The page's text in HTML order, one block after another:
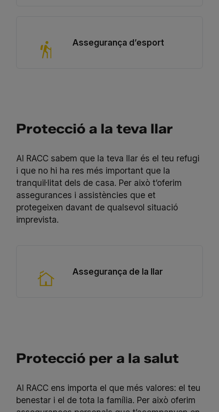
Assegurança d’esport
Protecció a la teva llar
Al RACC sabem que la teva llar és el teu refugi
i que no hi ha res més important que la
tranquil·litat dels de casa. Per això t’oferim
assegurances i assistències que et
protegeixen davant de qualsevol situació
imprevista.
Assegurança de la llar
Protecció per a la salut
Al RACC ens importa el que més valores: el teu
benestar i el de tota la família. Per això oferim